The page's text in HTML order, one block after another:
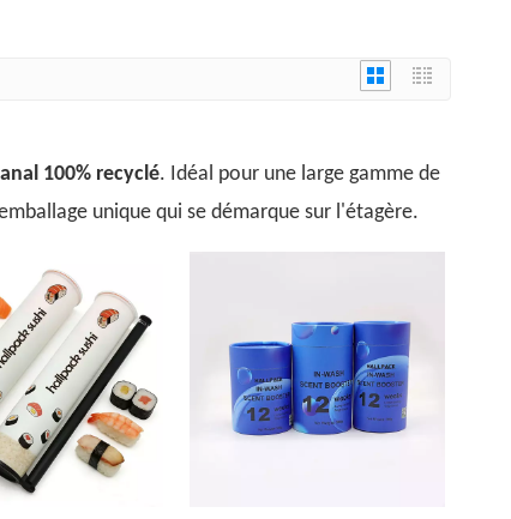
100% recyclé. Idéal pour une large gamme de
unique qui se démarque sur l'étagère.